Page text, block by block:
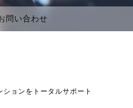
問い合わせ
ョンをトータルサポート